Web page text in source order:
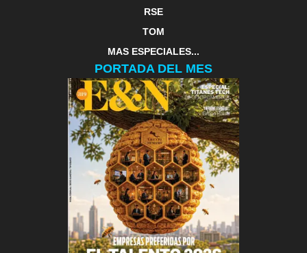
RSE
TOM
MAS ESPECIALES...
PORTADA DEL MES